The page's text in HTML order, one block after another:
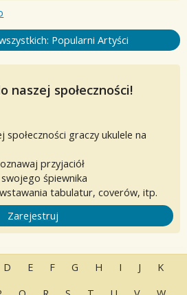
Popularni Artyści
naszej społeczności!
społeczności graczy ukulele na
przyjaciół
śpiewnika
tabulatur, coverów, itp.
Zarejestruj
D E F G H I J
K